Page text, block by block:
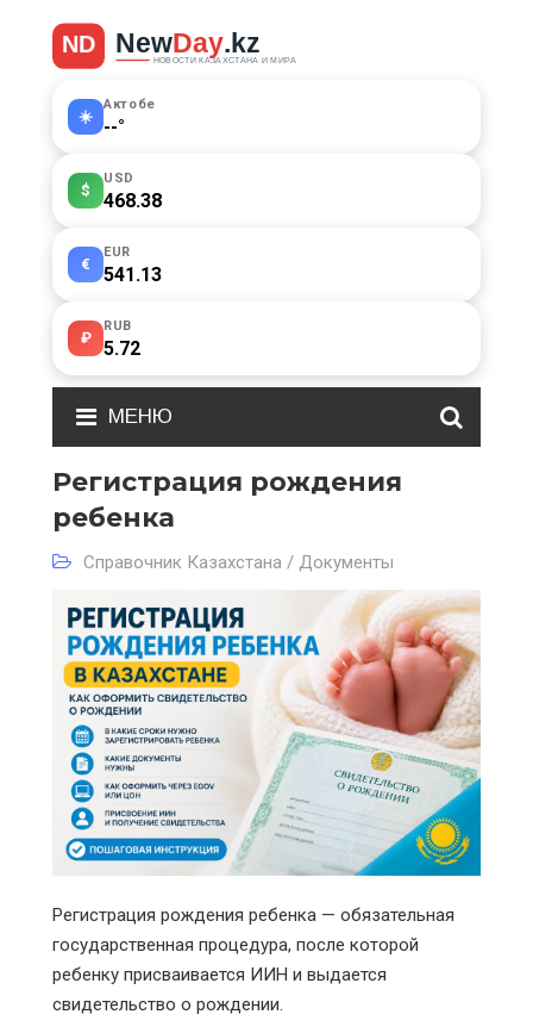
☀️
Актобе
--°
$
USD
468.38
€
EUR
541.13
₽
RUB
5.72
МЕНЮ
Регистрация рождения
ребенка
Справочник Казахстана / Документы
Регистрация рождения ребенка — обязательная
государственная процедура, после которой
ребенку присваивается ИИН и выдается
свидетельство о рождении.